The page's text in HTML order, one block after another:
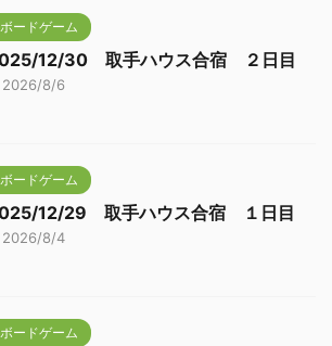
ボードゲーム
12/30 取手ハウス合宿 ２日目
2026/8/6
ボードゲーム
12/29 取手ハウス合宿 １日目
2026/8/4
ボードゲーム